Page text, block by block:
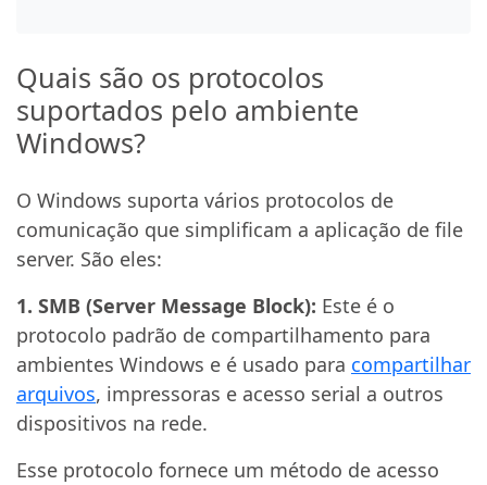
Quais são os protocolos
suportados pelo ambiente
Windows?
O Windows suporta vários protocolos de
comunicação que simplificam a aplicação de file
server. São eles:
1. SMB (Server Message Block): Este é o
protocolo padrão de compartilhamento para
ambientes Windows e é usado para compartilhar
arquivos, impressoras e acesso serial a outros
dispositivos na rede.
Esse protocolo fornece um método de acesso